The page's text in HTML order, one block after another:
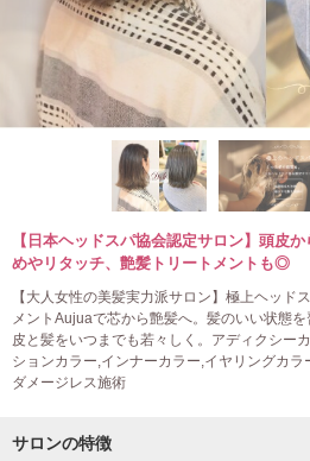
【日本ヘッドスパ協会認定サロン】頭皮
めやリタッチ、艶髪トリートメントも◎
【大人女性の美髪実力派サロン】極上ヘッド
メントAujuaで芯から艶髪へ。髪のいい状態
皮と髪をいつまでも若々しく。アディクシー
ションカラー,インナーカラー,イヤリングカ
ダメージレス施術
サロンの特徴